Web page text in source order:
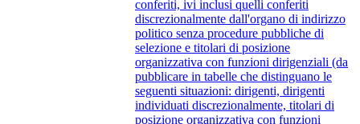
conferiti, ivi inclusi quelli conferiti
discrezionalmente dall'organo di indirizzo
politico senza procedure pubbliche di
selezione e titolari di posizione
organizzativa con funzioni dirigenziali (da
pubblicare in tabelle che distinguano le
seguenti situazioni: dirigenti, dirigenti
individuati discrezionalmente, titolari di
posizione organizzativa con funzioni